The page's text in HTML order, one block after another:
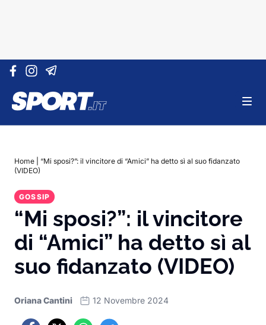
Vai al contenuto
Home
“Mi sposi?”: il vincitore di “Amici” ha detto sì al suo fidanzato
(VIDEO)
GOSSIP
“Mi sposi?”: il vincitore
di “Amici” ha detto sì al
suo fidanzato (VIDEO)
Oriana Cantini 12 Novembre 2024